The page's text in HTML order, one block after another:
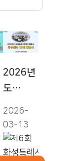
2026년
도
시장애인
체육회
우수선수
2026-
03-13